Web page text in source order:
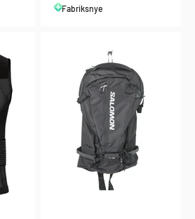
Fabriksnye